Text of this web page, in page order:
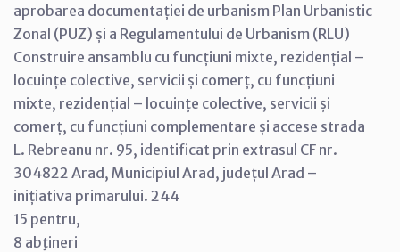
aprobarea documentației de urbanism Plan Urbanistic
Zonal (PUZ) și a Regulamentului de Urbanism (RLU)
Construire ansamblu cu funcțiuni mixte, rezidențial –
locuințe colective, servicii și comerț, cu funcțiuni
mixte, rezidențial – locuințe colective, servicii și
comerț, cu funcțiuni complementare și accese strada
L. Rebreanu nr. 95, identificat prin extrasul CF nr.
304822 Arad, Municipiul Arad, județul Arad –
inițiativa primarului. 244
15 pentru,
8 abţineri